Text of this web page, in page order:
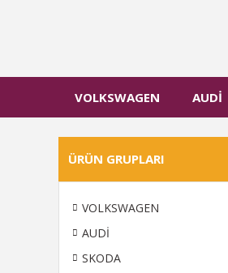
VOLKSWAGEN AUDİ
ÜRÜN GRUPLARI
VOLKSWAGEN
AUDİ
SKODA